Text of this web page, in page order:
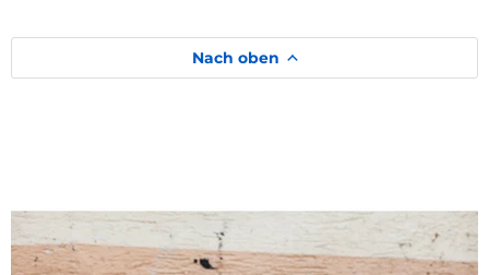
Nach oben